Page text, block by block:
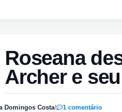
Roseana
Archer e
Domingos Costa/ 1 comentário